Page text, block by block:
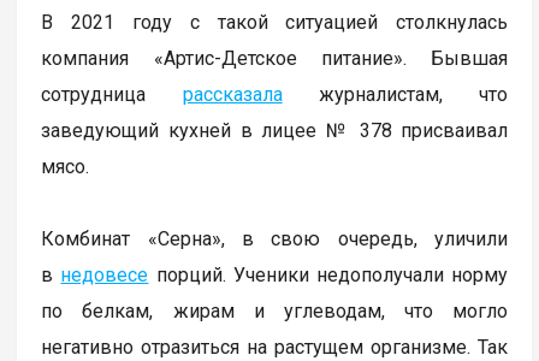
В 2021 году с такой ситуацией столкнулась
компания «Артис-Детское питание». Бывшая
сотрудница рассказалажурналистам, что
заведующий кухней в лицее № 378 присваивал
мясо.
Комбинат «Серна», в свою очередь, уличили
в недовесе порций. Ученики недополучали норму
по белкам, жирам и углеводам, что могло
негативно отразиться на растущем организме. Так